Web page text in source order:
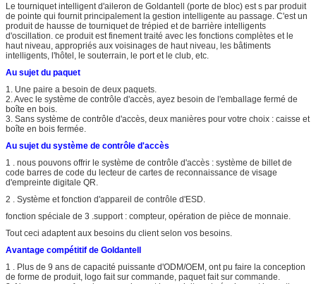
Le tourniquet intelligent d'aileron de Goldantell (porte de bloc) est s par produit
de pointe qui fournit principalement la gestion intelligente au passage. C'est un
produit de hausse de tourniquet de trépied et de barrière intelligents
d'oscillation. ce produit est finement traité avec les fonctions complètes et le
haut niveau, appropriés aux voisinages de haut niveau, les bâtiments
intelligents, l'hôtel, le souterrain, le port et le club, etc.
Au sujet du paquet
1. Une paire a besoin de deux paquets.
2. Avec le système de contrôle d'accès, ayez besoin de l'emballage fermé de
boîte en bois.
3. Sans système de contrôle d'accès, deux manières pour votre choix : caisse et
boîte en bois fermée.
Au sujet du système de contrôle d'accès
1 . nous pouvons offrir le système de contrôle d'accès : système de billet de
code barres de code du lecteur de cartes de reconnaissance de visage
d'empreinte digitale QR.
2 . Système et fonction d'appareil de contrôle d'ESD.
fonction spéciale de 3 .support : compteur, opération de pièce de monnaie.
Tout ceci adaptent aux besoins du client selon vos besoins.
Avantage compétitif de Goldantell
1 . Plus de 9 ans de capacité puissante d'ODM/OEM, ont pu faire la conception
de forme de produit, logo fait sur commande, paquet fait sur commande.